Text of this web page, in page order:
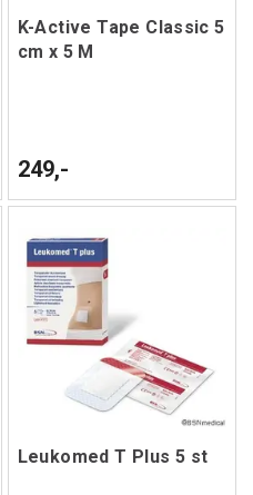
K-Active Tape Classic 5
cm x 5 M
249,-
Leukomed T Plus 5 st